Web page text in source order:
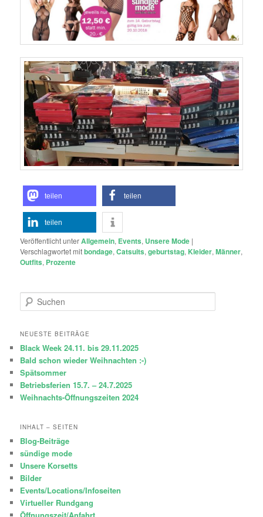
teilen teilen
teilen
Veröffentlicht unterAllgemein, Events, Unsere Mode |
Verschlagwortet mitbondage,Catsuits,geburtstag, Kleider,Männer,
Outfits, Prozente
u
h
n
NEUESTE BEITRÄGE
Black Week 24.11. bis 29.11.2025
Bald schon wieder Weihnachten :-)
Spätsommer
Betriebsferien 15.7. – 24.7.2025
Weihnachts-Öffnungszeiten 2024
INHALT – SEITEN
Blog-Beiträge
sündige mode
Unsere Korsetts
Bilder
Events/Locations/Infoseiten
Virtueller Rundgang